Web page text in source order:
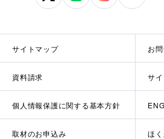
科
学
公
式
X
学
公
式
学
公
式
学
式
サイトマップ お
資料請求 サ
個人情報保護に関する基本方針
取材のお申込み ほ